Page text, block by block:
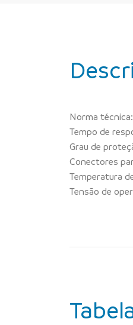
Norma
Tempo de
Grau de
Conectores
Temperatura
Tensão de